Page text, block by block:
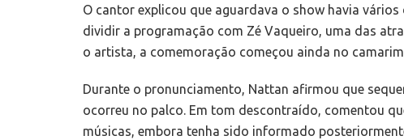
O cantor explicou que aguardava o show havia
dividir a programação com Zé Vaqueiro, uma das
o artista, a comemoração começou ainda no
Durante o pronunciamento, Nattan afirmou que
ocorreu no palco. Em tom descontraído, comentou
músicas, embora tenha sido informado